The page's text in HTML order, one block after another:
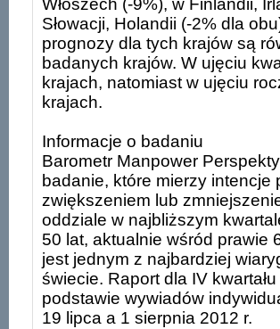
Włoszech (-9%), w Finlandii,
Słowacji, Holandii (-2% dla
prognozy dla tych krajów są
badanych krajów. W ujęciu
krajach, natomiast w ujęciu
krajach.
Informacje o badaniu
Barometr Manpower
badanie, które mierzy
zwiększeniem lub
oddziale w najbliższym
50 lat, aktualnie wśród prawie
jest jednym z najbardziej
świecie. Raport dla IV
podstawie wywiadów
19 lipca a 1 sierpnia 2012 r.